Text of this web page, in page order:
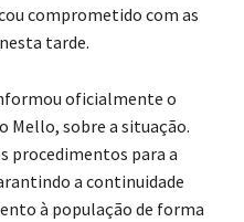
comprometido com as
tarde.
oficialmente o
Mello, sobre a situação.
procedimentos para a
a continuidade
à população de forma